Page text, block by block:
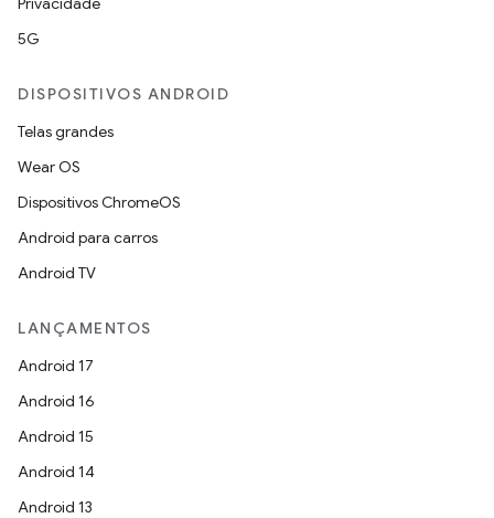
5G
DISPOSITIVOS ANDROID
Telas grandes
Wear OS
Dispositivos ChromeOS
Android para carros
Android TV
LANÇAMENTOS
Android 17
Android 16
Android 15
Android 14
Android 13